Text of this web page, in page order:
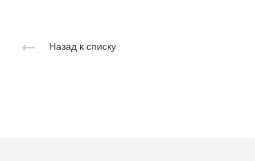
Назад к списку